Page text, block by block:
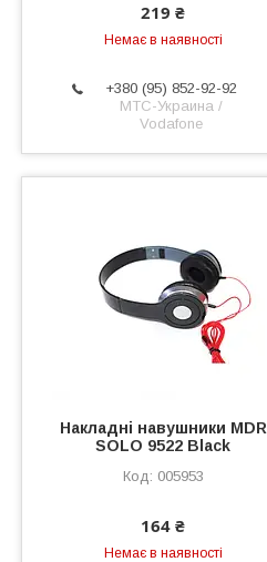
219 ₴
Немає в наявності
+380 (95) 852-92-92
МТС-Украина /
Vodafone
Накладні навушники MDR
SOLO 9522 Black
005953
164 ₴
Немає в наявності